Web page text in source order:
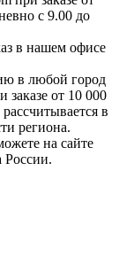
с 9.00 до
в нашем офисе
в любой город
от 10 000
в
региона.
на сайте